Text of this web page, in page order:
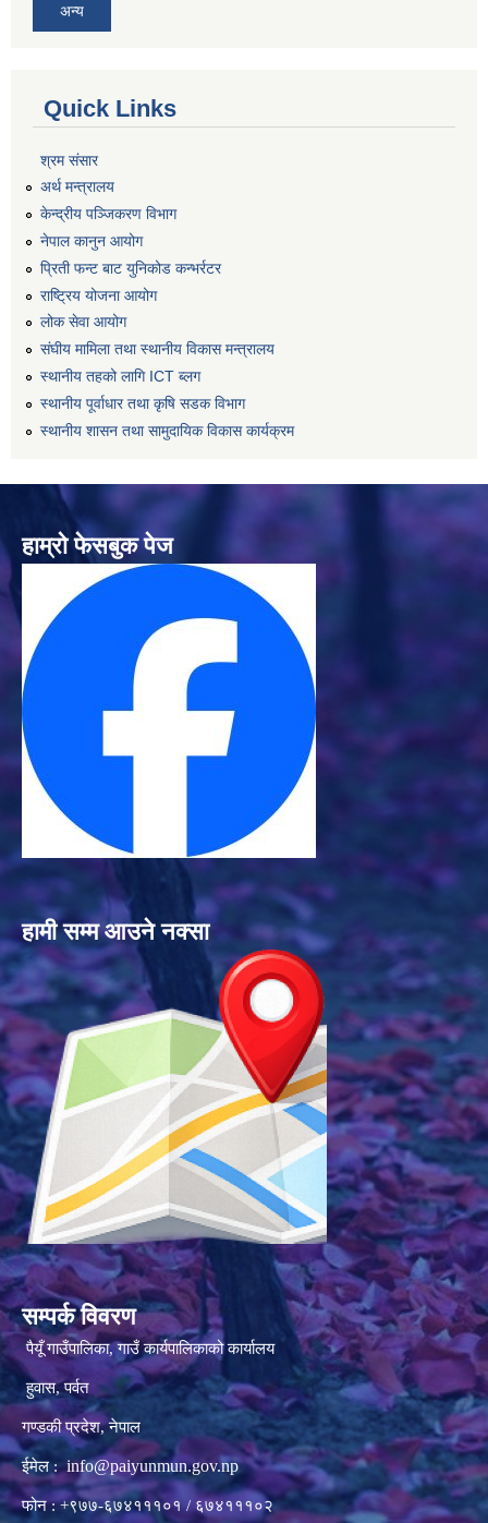
अन्य
Quick Links
श्रम संसार
अर्थ मन्त्रालय
केन्द्रीय पञ्जिकरण विभाग
नेपाल कानुन आयोग
प्रिती फन्ट बाट युनिकोड कन्भर्रटर
राष्ट्रिय योजना आयोग
लोक सेवा आयोग
संघीय मामिला तथा स्थानीय विकास मन्त्रालय
स्थानीय तहको लागि ICT ब्लग
स्थानीय पूर्वाधार तथा कृषि सडक विभाग
स्थानीय शासन तथा सामुदायिक विकास कार्यक्रम
हाम्रो फेसबुक पेज
हामी सम्म आउने नक्सा
सम्पर्क विवरण
पैयूँ गाउँपालिका, गाउँ कार्यपालिकाको कार्यालय
हुवास, पर्वत
गण्डकी प्रदेश, नेपाल
ईमेल : info@paiyunmun.gov.np
फोन : +९७७-६७४१११०१ / ६७४१११०२